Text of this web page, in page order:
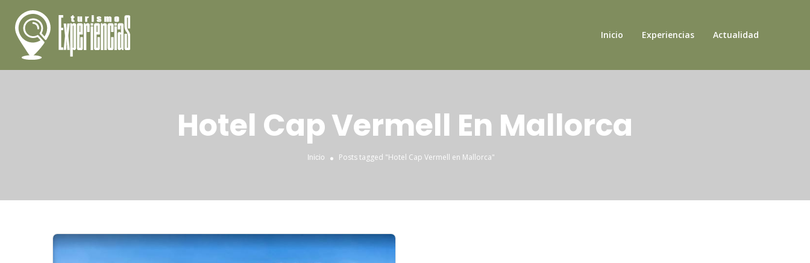
Inicio Experiencias Actualidad
Hotel Cap Vermell En Mallorca
Inicio Posts tagged "Hotel Cap Vermell en Mallorca"